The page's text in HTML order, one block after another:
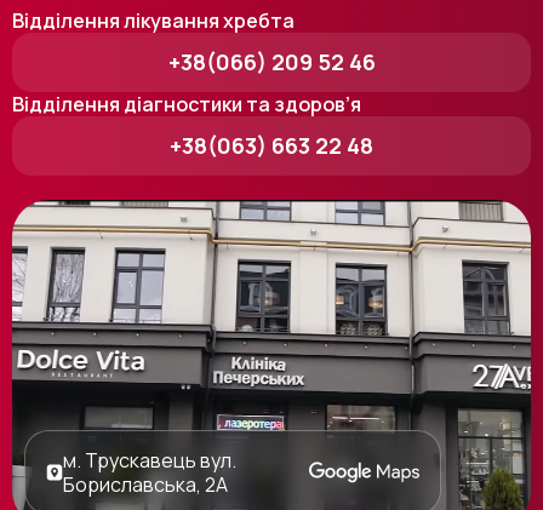
Відділення лікування хребта
+38(066) 209 52 46
Відділення діагностики та здоров’я
+38(063) 663 22 48
м. Трускавець вул.
Бориславська, 2А